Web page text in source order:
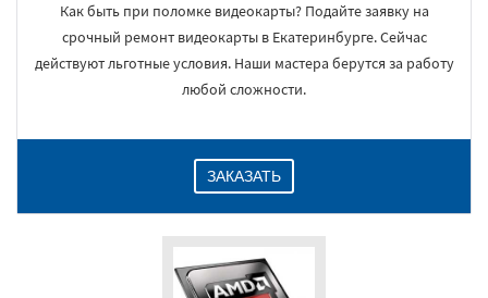
Как быть при поломке видеокарты? Подайте заявку на
срочный ремонт видеокарты в Екатеринбурге. Сейчас
действуют льготные условия. Наши мастера берутся за работу
любой сложности.
ЗАКАЗАТЬ